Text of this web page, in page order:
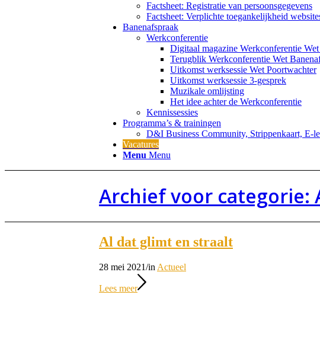
Factsheet: Registratie van persoonsgegevens
Factsheet: Verplichte toegankelijkheid
Banenafspraak
Werkconferentie
Digitaal magazine Werkconferentie
Terugblik Werkconferentie Wet
Uitkomst werksessie Wet Poortwachter
Uitkomst werksessie 3-gesprek
Muzikale omlijsting
Het idee achter de Werkconferentie
Kennissessies
Programma’s & trainingen
D&I Business Community, Strippenkaart, E-
Vacatures
Menu Menu
Archief voor categorie:
Al dat glimt en straalt
28 mei 2021/in Actueel
Lees meer